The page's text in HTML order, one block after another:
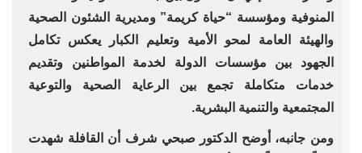
المنوفية ومؤسسة “حياة كريمة” ومديرية الشئون الصحية
والهيئة العامة لمحو الأمية وتعليم الكبار يعكس تكامل
الجهود بين مؤسسات الدولة لخدمة المواطنين وتقديم
خدمات متكاملة تجمع بين الرعاية الصحية والتوعية
المجتمعية والتنمية البشرية.
ومن جانبه، أوضح الدكتور صبحي شرف أن القافلة شهدت